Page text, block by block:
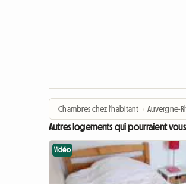
Chambres chez l'habitant › Auvergne-
Autres logements qui pourraient
Vidéo